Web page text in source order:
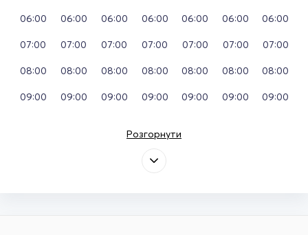
06:00
07:00
08:00
09:00
06:00
07:00
08:00
09:00
06:00
07:00
08:00
09:00
06:00
07:00
08:00
09:00
06:00
07:00
08:00
09:00
06:00
07:00
08:00
09:00
06:00
07:00
08:00
09:00
Розгорнути